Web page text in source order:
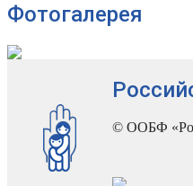
Фотогалерея
© ООБФ